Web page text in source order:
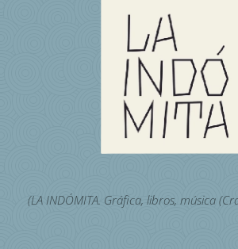
(LA INDÓMITA. Gráfica, libros, música